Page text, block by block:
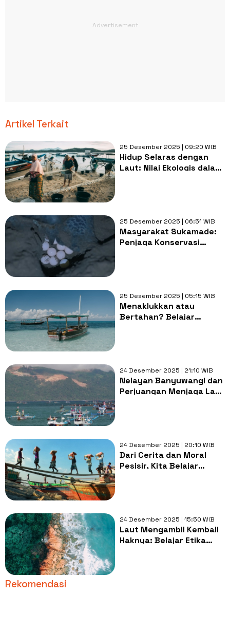
Artikel Terkait
25 Desember 2025 | 09:20 WIB
Hidup Selaras dengan
Laut: Nilai Ekologis dalam
25 Desember 2025 | 06:51 WIB
Masyarakat Sukamade:
Penjaga Konservasi
25 Desember 2025 | 05:15 WIB
Menaklukkan atau
Bertahan? Belajar
24 Desember 2025 | 21:10 WIB
Nelayan Banyuwangi dan
Perjuangan Menjaga Laut
24 Desember 2025 | 20:10 WIB
Dari Cerita dan Moral
Pesisir, Kita Belajar
24 Desember 2025 | 15:50 WIB
Laut Mengambil Kembali
Haknya: Belajar Etika
Rekomendasi